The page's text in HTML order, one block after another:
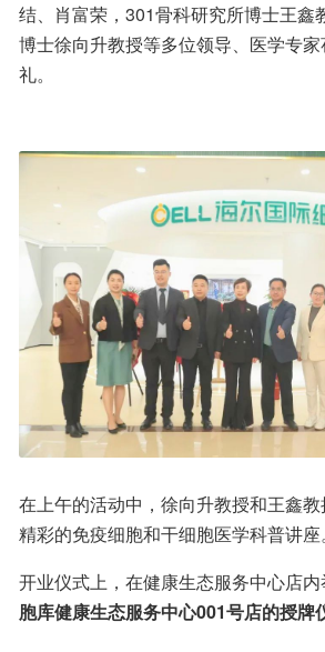
结、肖富荣，301骨科研究所博士王鑫
博士徐向升教授等多位领导、医学专
礼。
在上午的活动中，徐向升教授和王鑫
精彩的免疫细胞和干细胞医学科普讲座。
开业仪式上，在健康生态服务中心店内
胞库健康生态服务中心001号店的授牌